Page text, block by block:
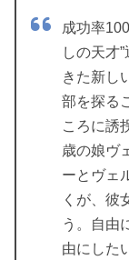
成功率
しの天才
きた新し
部を探る
ころに誘
歳の娘ヴ
ーとヴェ
くが、彼
う。自由
由にした